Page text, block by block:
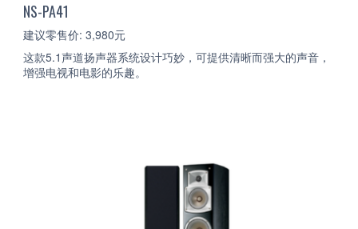
NS-PA41
建议零售价: 3,980元
这款5.1声道扬声器系统设计巧妙，可提供清晰而强大的声音，
增强电视和电影的乐趣。